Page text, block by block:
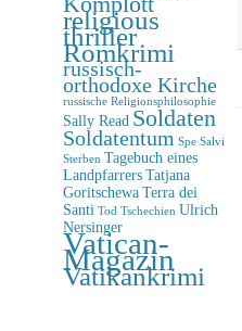
religious
thriller
Romkrimi
russisch-
orthodoxe Kirche
russische Religionsphilosophie
Sally Read Soldaten
Soldatentum Spe Salvi
Sterben Tagebuch eines
Landpfarrers Tatjana
Goritschewa Terra dei
Santi Tod Tschechien Ulrich
Nersinger
Vatican-
Magazin
Vatikankrimi